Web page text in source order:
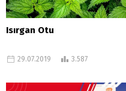
Isırgan Otu
29.07.2019 3.587